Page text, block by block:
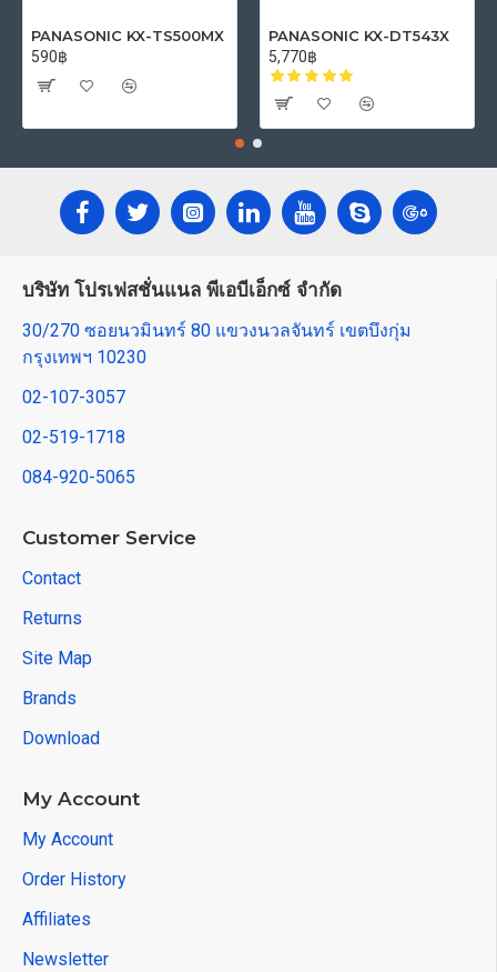
PANASONIC KX-TS500MX
590฿
PANASONIC KX-DT543X
5,770฿
บริษัท โปรเฟสชั่นแนล พีเอบีเอ็กซ์ จำกัด
30/270 ซอยนวมินทร์ 80 แขวงนวลจันทร์ เขตบึงกุ่ม
กรุงเทพฯ 10230
02-107-3057
02-519-1718
084-920-5065
Customer Service
Contact
Returns
Site Map
Brands
Download
My Account
My Account
Order History
Affiliates
Newsletter